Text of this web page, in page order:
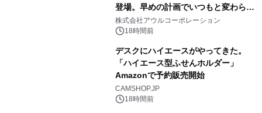
登場。早めの計画でいつもと変わらぬ
大人の冬旅を。ー夕日ヶ浦温泉「佳松
苑 別邸ふうか」ー
株式会社アウルコーポレーション
18時間前
デスクにハイエースがやってきた。
「ハイエース型ふせんホルダー」
Amazonで予約販売開始
CAMSHOP.JP
18時間前